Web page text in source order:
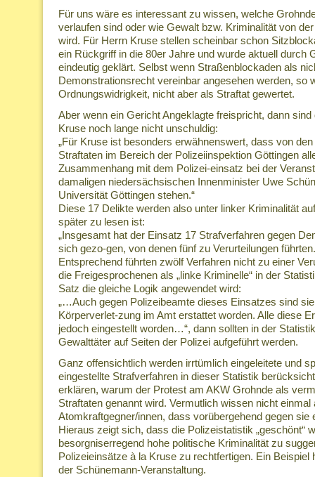
Für uns wäre es interessant zu wissen, welche
verlaufen sind oder wie Gewalt bzw. Kriminalität von
wird. Für Herrn Kruse stellen scheinbar schon
ein Rückgriff in die 80er Jahre und wurde aktuell durch
eindeutig geklärt. Selbst wenn Straßenblockaden als
Demonstrationsrecht vereinbar angesehen werden, so
Ordnungswidrigkeit, nicht aber als Straftat gewertet.
Aber wenn ein Gericht Angeklagte freispricht, dann
Kruse noch lange nicht unschuldig:
„Für Kruse ist besonders erwähnenswert, dass von
Straftaten im Bereich der Polizeiinspektion Göttingen
Zusammenhang mit dem Polizei-einsatz bei der
damaligen niedersächsischen Innenminister Uwe
Universität Göttingen stehen.“
Diese 17 Delikte werden also unter linker Kriminalität
später zu lesen ist:
„Insgesamt hat der Einsatz 17 Strafverfahren gegen
sich gezo-gen, von denen fünf zu Verurteilungen
Entsprechend führten zwölf Verfahren nicht zu einer
die Freigesprochenen als „linke Kriminelle“ in der
Satz die gleiche Logik angewendet wird:
„…Auch gegen Polizeibeamte dieses Einsatzes sind
Körperverlet-zung im Amt erstattet worden. Alle diese
jedoch eingestellt worden…“, dann sollten in der
Gewalttäter auf Seiten der Polizei aufgeführt werden.
Ganz offensichtlich werden irrtümlich eingeleitete und
eingestellte Strafverfahren in dieser Statistik
erklären, warum der Protest am AKW Grohnde als
Straftaten genannt wird. Vermutlich wissen nicht einmal
Atomkraftgegner/innen, dass vorübergehend gegen sie
Hieraus zeigt sich, dass die Polizeistatistik „geschönt“
besorgniserregend hohe politische Kriminalität zu
Polizeieinsätze à la Kruse zu rechtfertigen. Ein
der Schünemann-Veranstaltung.